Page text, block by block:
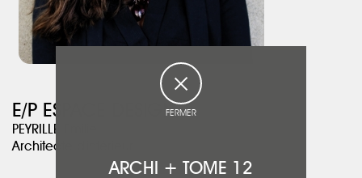
E/P ESPACE DESIGN
PEYRILLE Emilie
Architecte d'intérieur
FERMER
ARCHI + TOME 12